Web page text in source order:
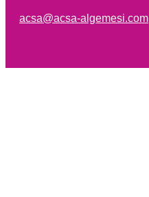
acsa@acsa-algemesi.com